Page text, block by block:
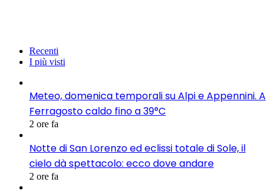
Recenti
I più visti
Meteo, domenica temporali su Alpi e Appennini. A
Ferragosto caldo fino a 39°C
2 ore fa
Notte di San Lorenzo ed eclissi totale di Sole, il
cielo dà spettacolo: ecco dove andare
2 ore fa